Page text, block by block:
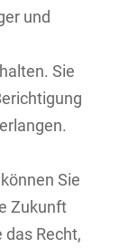
und
Sie
Sie
Zukunft
Recht,